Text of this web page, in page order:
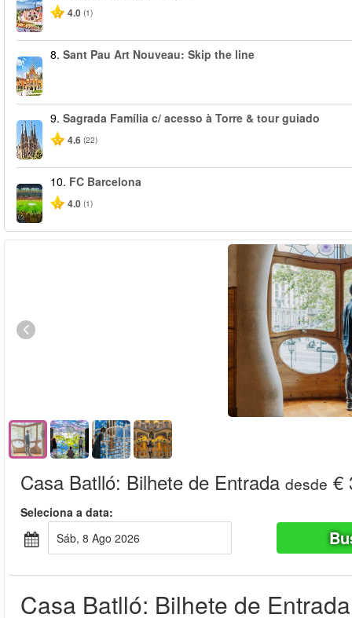
4.0 (1)
8. Sant Pau Art Nouveau: Skip the line
9. Sagrada Família c/ acesso à Torre & tour guiado
4.6 (22)
10. FC Barcelona
4.0 (1)
Casa Batlló: Bilhete de Entrada desde €
Seleciona a data:
Sáb, 8 Ago 2026
Casa Batlló: Bilhete de Entrada